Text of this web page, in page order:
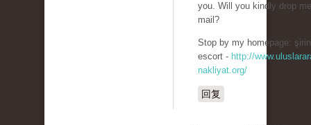
you. Will you kindly drop
mail?
Stop by my homepage:
escort - http://
nakliyat.org/
回复